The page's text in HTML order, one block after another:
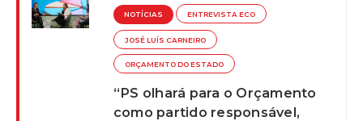
NOTÍCIAS ENTREVISTA ECO
JOSÉ LUÍS CARNEIRO
ORÇAMENTO DO ESTADO
“PS olhará para o Orçamento
como partido responsável,